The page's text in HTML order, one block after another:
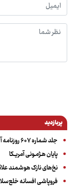
پربازدید
جلد شماره ۶۰۷ روزنامه آگاه
پایان هـژمـونی آمریـکا
نخ‌های نازک هوشمند
فروپاشی افسانه